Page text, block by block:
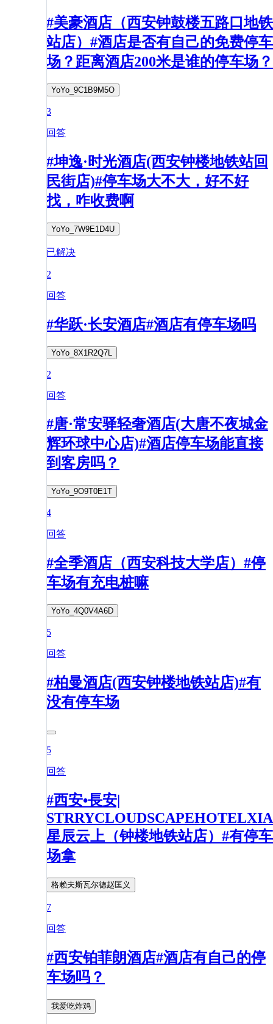
#美豪酒店（西安钟鼓楼五路口地铁
站店）#酒店是否有自己的免费停车
场？距离酒店200米是谁的停车场？
YoYo_9C1B9M5O
3
回答
#坤逸·时光酒店(西安钟楼地铁站回
民街店)#停车场大不大，好不好
找，咋收费啊
YoYo_7W9E1D4U
已解决
2
回答
#华跃·长安酒店#酒店有停车场吗
YoYo_8X1R2Q7L
2
回答
#唐·常安驿轻奢酒店(大唐不夜城金
辉环球中心店)#酒店停车场能直接
到客房吗？
YoYo_9O9T0E1T
4
回答
#全季酒店（西安科技大学店）#停
车场有充电桩嘛
YoYo_4Q0V4A6D
5
回答
#柏曼酒店(西安钟楼地铁站店)#有
没有停车场
5
回答
#西安•長安|
星辰云上（钟楼地铁站店）#有停车
场拿
格赖夫斯瓦尔德赵匡义
7
回答
#西安铂菲朗酒店#酒店有自己的停
车场吗？
我爱吃炸鸡